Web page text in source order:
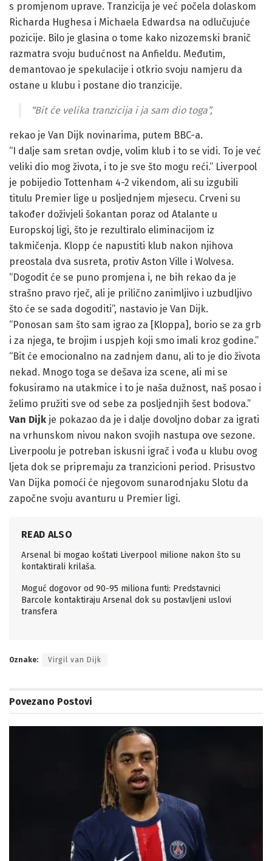
s promjenom uprave. Tranzicija je već počela dolaskom
Richarda Hughesa i Michaela Edwardsa na odlučujuće
pozicije. Bilo je glasina o tome kako nizozemski branič
razmatra svoju budućnost na Anfieldu. Međutim,
demantovao je spekulacije i otkrio svoju namjeru da
ostane u klubu i postane dio tranzicije.
“Bit će velika tranzicija i ja sam dio toga”,
rekao je Van Dijk novinarima, putem BBC-a.
“I dalje sam sretan ovdje, volim klub i to se vidi. To je već
veliki dio mog života, i to je sve što mogu reći.” Liverpool
je pobijedio Tottenham 4-2 vikendom, ali su izgubili
titulu Premier lige u posljednjem mjesecu. Crveni su
također doživjeli šokantan poraz od Atalante u
Europskoj ligi, što je rezultiralo eliminacijom iz
takmičenja. Klopp će napustiti klub nakon njihova
preostala dva susreta, protiv Aston Ville i Wolvesa.
“Dogodit će se puno promjena i, ne bih rekao da je
strašno pravo rječ, ali je prilično zanimljivo i uzbudljivo
što će se sada dogoditi”, nastavio je Van Dijk.
“Ponosan sam što sam igrao za [Kloppa], borio se za grb
i za njega, te brojim i uspjeh koji smo imali kroz godine.”
“Bit će emocionalno na zadnjem danu, ali to je dio života
nekad. Mnogo toga se dešava iza scene, ali mi se
fokusiramo na utakmice i to je naša dužnost, naš posao i
želimo pružiti sve od sebe za posljednjih šest bodova.”
Van Dijk je pokazao da je i dalje dovoljno dobar za igrati
na vrhunskom nivou nakon svojih nastupa ove sezone.
Liverpoolu je potreban iskusni igrač i vođa u klubu ovog
ljeta dok se pripremaju za tranzicioni period. Prisustvo
Van Dijka pomoći će njegovom sunarodnjaku Slotu da
započne svoju avanturu u Premier ligi.
READ ALSO
Arsenal bi mogao koštati Liverpool milione nakon što su
kontaktirali krilaša.
Moguć dogovor od 90-95 miliona funti: Predstavnici
Barcole kontaktiraju Arsenal dok su postavljeni uslovi
transfera
Oznake: Virgil van Dijk
Povezano Postovi